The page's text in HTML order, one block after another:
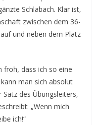
Schlabach. Klar ist,
zwischen dem 36-
und neben dem Platz
froh, dass ich so eine
man sich absolut
des Übungsleiters,
„Wenn mich
ich!“